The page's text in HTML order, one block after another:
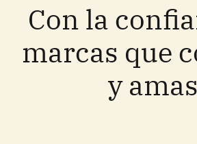
Con la
marcas que
y amas